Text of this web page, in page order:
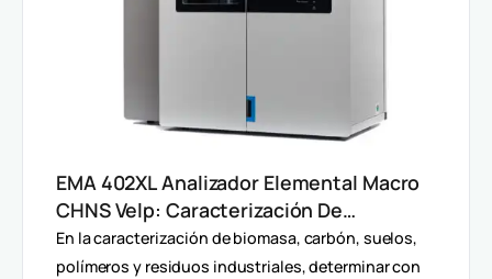
EMA 402XL Analizador Elemental Macro
CHNS Velp: Caracterización De
Muestras Heterogéneas Y Grandes
Volúmenes
En la caracterización de biomasa, carbón, suelos,
polímeros y residuos industriales, determinar con